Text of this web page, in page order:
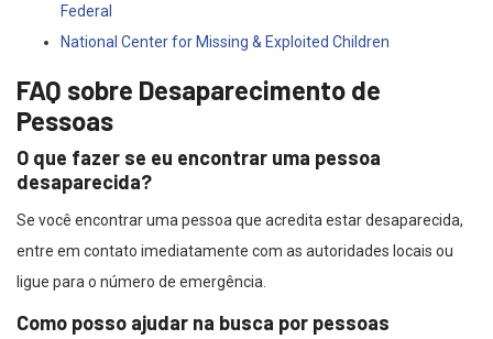
Federal
National Center for Missing & Exploited Children
FAQ sobre Desaparecimento de
Pessoas
O que fazer se eu encontrar uma pessoa
desaparecida?
Se você encontrar uma pessoa que acredita estar desaparecida,
entre em contato imediatamente com as autoridades locais ou
ligue para o número de emergência.
Como posso ajudar na busca por pessoas